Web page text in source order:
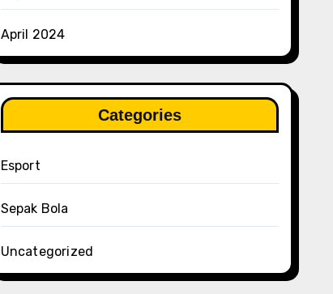
April 2024
Categories
Esport
Sepak Bola
Uncategorized